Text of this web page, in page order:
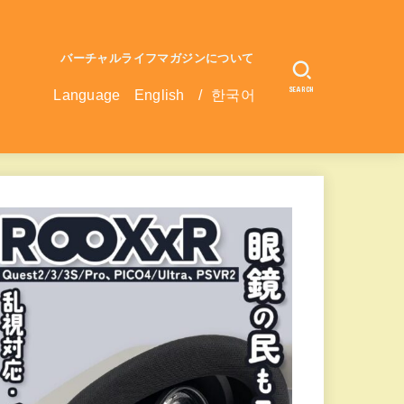
バーチャルライフマガジンについて
Language English / 한국어 SEARCH